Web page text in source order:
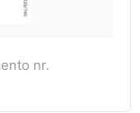
nr.